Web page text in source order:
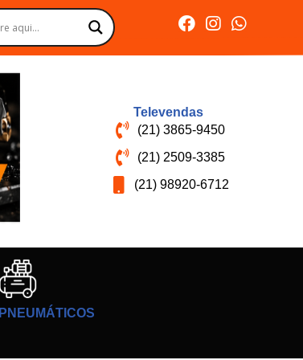
Televendas
(21) 3865-9450
(21) 2509-3385
(21) 98920-6712
PNEUMÁTICOS